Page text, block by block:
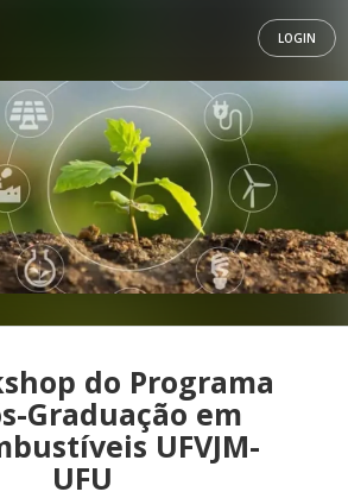
LOGIN
do Programa
Graduação em
UFVJM-
UFU